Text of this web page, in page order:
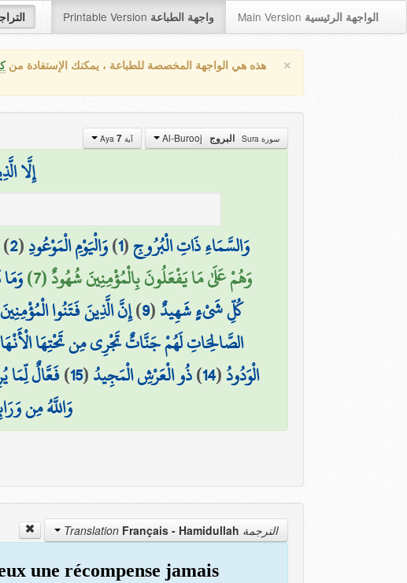
Printable Version واجهة الطباعة Main Version الواجهة الرئيسية
× هذه هي الواجهة المخصصة للطباعة ، يمكنك الإستفادة من
سورة Sura البروج آية Aya 7
إِلَّا
وَالسَّمَاءِ ذَاتِ الْبُرُوجِ(
1
)وَالْيَوْمِ الْمَوْعُودِ(
2
وَهُمْ عَلَىٰ مَا يَفْعَلُونَ بِالْمُؤْمِنِينَ شُهُودٌ (7)
كُلِّ شَيْءٍ شَهِيدٌ(
9
)إِنَّ الَّذِينَ فَتَنُوا
الصَّالِحَاتِ لَهُمْ جَنَّاتٌ تَجْرِي مِن تَحْتِهَا
الْوَدُودُ(
14
)ذُو الْعَرْشِ الْمَجِيدُ(
15
)فَعَّالٌ لِّمَا
وَاللَّهُ مِن
الترجمة Translation Français - Hamidullah
une récompense jamais